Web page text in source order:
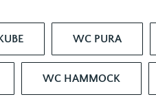
WC PURA
WC HAMMOCK